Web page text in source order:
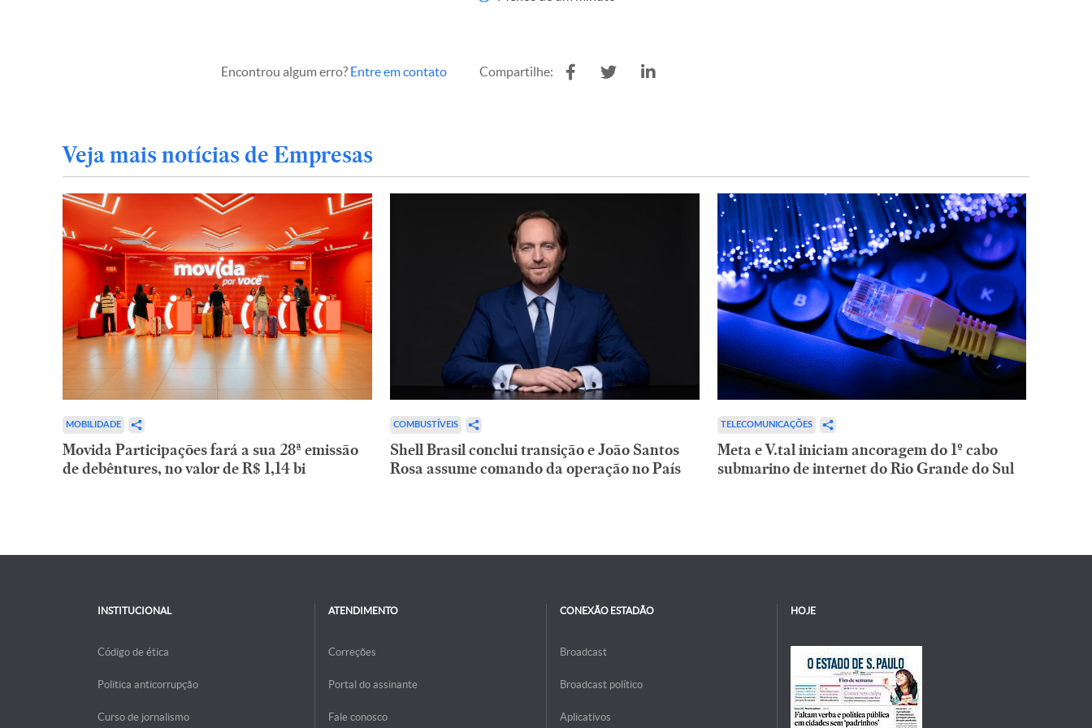
Encontrou algum erro? Entre em contato Compartilhe:
Veja mais notícias de Empresas
MOBILIDADE
Movida Participações fará a sua 28ª emissão
de debêntures, no valor de R$ 1,14 bi
COMBUSTÍVEIS
Shell Brasil conclui transição e João Santos
Rosa assume comando da operação no País
TELECOMUNICAÇÕES
Meta e V.tal iniciam ancoragem do 1º cabo
submarino de internet do Rio Grande do Sul
INSTITUCIONAL
Código de ética
Politica anticorrupção
Curso de jornalismo
ATENDIMENTO
Correções
Portal do assinante
Fale conosco
CONEXÃO ESTADÃO
Broadcast
Broadcast político
Aplicativos
HOJE